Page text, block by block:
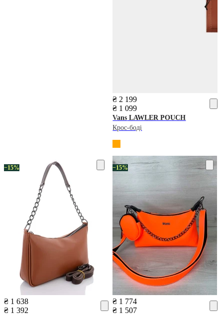
₴ 2 199
₴ 1 099
Vans LAWLER POUCH
Крос-боді
−15%
₴ 1 638
₴ 1 392
−15%
₴ 1 774
₴ 1 507